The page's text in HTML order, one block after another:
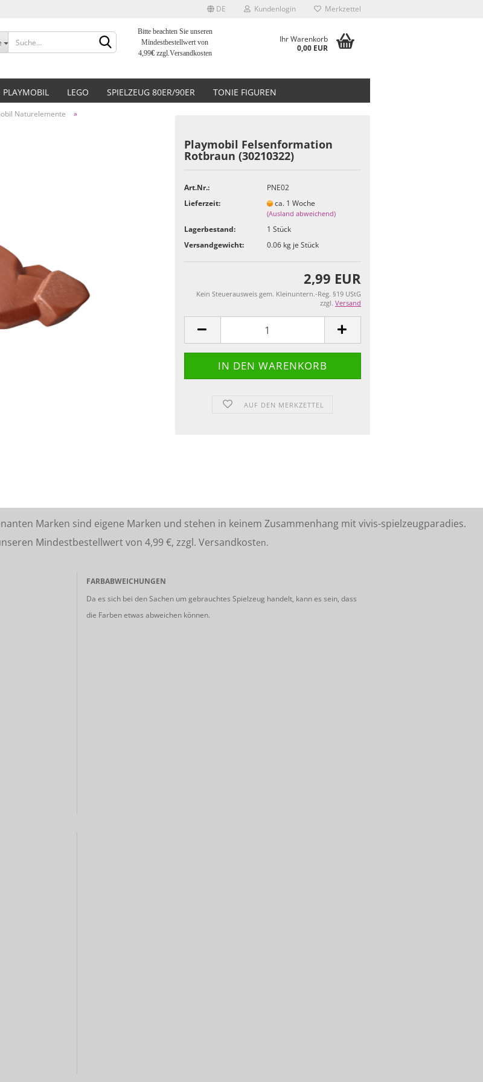
DE
Sprache auswählen
Lieferland
Kundenlogin
Passwort vergessen?
Merkzettel
Bitte beachten Sie unseren
Mindestbestellwert von
4,99€zzgl.Versandkosten
Ihr Warenkorb
0,00 EUR
PLAYMOBIL LEGO SPIELZEUG 80ER/90ER TONIE FIGUREN
Naturelemente
»
Playmobil Felsenformation
Rotbraun (30210322)
Art.Nr.:
PNE02
Lieferzeit:
ca. 1 Woche
(Ausland abweichend)
Lagerbestand: 1 Stück
Versandgewicht:
0.06kg je Stück
2,99 EUR
Kein Steuerausweis gem. Kleinuntern.-Reg. §19 UStG
zzgl. Versand
AUF DEN MERKZETTEL
Marken sind eigene Marken und stehen in keinem Zusammenhang mit vivis-spielzeugparadies.
Mindestbestellwert von 4,99 €, zzgl. Versandkosten.
FARBABWEICHUNGEN
Da es sich bei den Sachen um gebrauchtes Spielzeug handelt, kann es sein, dass
die Farben etwas abweichen können.